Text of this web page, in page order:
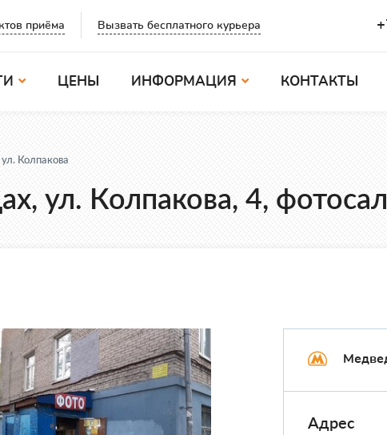
приёма Вызвать бесплатного курьера
ЦЕНЫ ИНФОРМАЦИЯ КОНТАКТЫ
Колпакова
ул. Колпакова, 4,
Адрес